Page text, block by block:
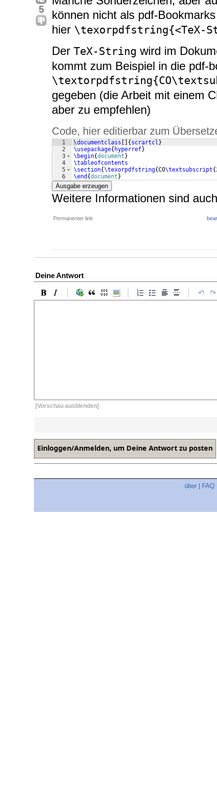
5
können nicht als pdf-
hier \texorpdfstring{<TeX-
Der TeX-String wird im
kommt zum Beispiel in die pdf-
gegeben (die Arbeit mit einem
aber zu empfehlen)
Code, hier editierbar zum
1
2
3
4
5
6
\documentclass { scrartcl }
\usepackage{ hyperref}
\begin{document }
\tableofcontents
\section{\texorpdfstring{CO\textsubscript{
\end {document }
Ausgabe erzeugen
Weitere Informationen sind
Permanenter link
Deine Antwort
[Vorschau ausblenden]
über FAQ